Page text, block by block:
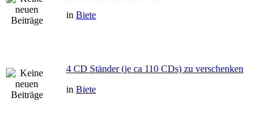
in Biete
4 CD Ständer (je ca 110 CDs) zu verschenken
in Biete